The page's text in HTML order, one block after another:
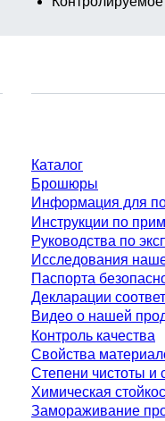
Каталог
Брошюры
Информация для
Инструкции по
Руководства по
Исследования
Паспорта
Декларации
Видео о нашей
Контроль качества
Свойства
Степени чистоты и
Химическая
Замораживание